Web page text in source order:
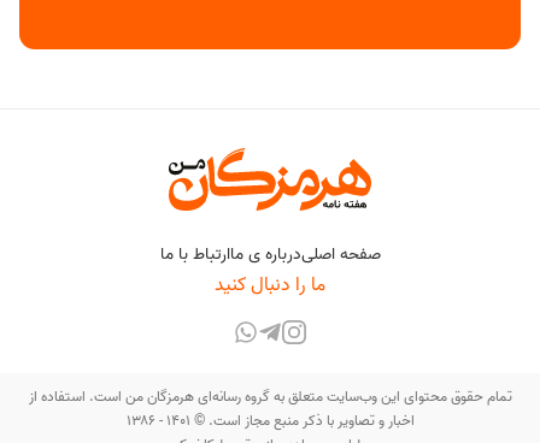
صفحه اصلیدرباره ی ماارتباط با ما
ما را دنبال کنید
تمام حقوق محتوای این وب‌سایت متعلق به گروه رسانه‌ای هرمزگان من است. استفاده از
اخبار و تصاویر با ذکر منبع مجاز است. © ۱۴۰۱ - ۱۳۸۶